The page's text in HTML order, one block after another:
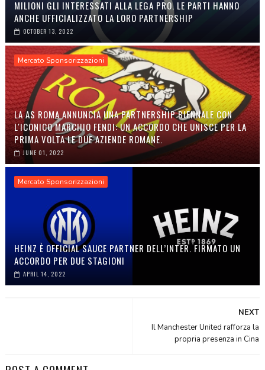
MILIONI GLI INTERESSATI ALLA LEGA PRO. LE PARTI HANNO
ANCHE UFFICIALIZZATO LA LORO PARTNERSHIP
OCTOBER 13, 2022
Mercato Sponsorizzazioni
LA AS ROMA ANNUNCIA UNA PARTNERSHIP BIENNALE CON
L'ICONICO MARCHIO FENDI: UN ACCORDO CHE UNISCE PER LA
PRIMA VOLTA LE DUE AZIENDE ROMANE.
JUNE 01, 2022
Mercato Sponsorizzazioni
HEINZ È OFFICIAL SAUCE PARTNER DELL’INTER. FIRMATO UN
ACCORDO PER DUE STAGIONI
APRIL 14, 2022
NEXT
Il Manchester United rafforza la
propria presenza in Cina